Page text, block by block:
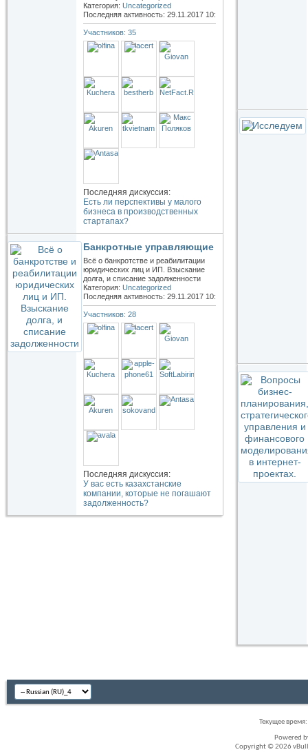
Категория: Uncategorized
Последняя активность: 29.11.2017 10:19
Участников: 35
Последняя дискуссия:
Есть ли перспективы у малого
бизнеса в производственных
стартапах?
Банкротные управляющие
Всё о банкротстве и реабилитации
юридических лиц и ИП. Взыскание
долга, и списание задолженности
Категория: Uncategorized
Последняя активность: 29.11.2017 10:19
Участников: 28
Последняя дискуссия:
У вас есть казахстанские
компании, которые не погашают
задолженность?
Текущее время:
Powered
Copyright © 2026